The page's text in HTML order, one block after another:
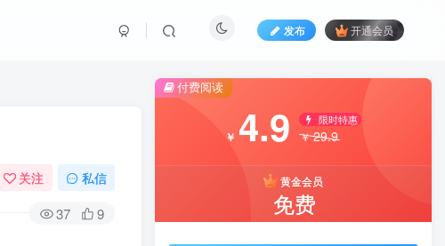
发布 开通会员
关注 私信
37 9
付费阅读
￥ 4.9 限时特惠
￥29.9
黄金会员
免费